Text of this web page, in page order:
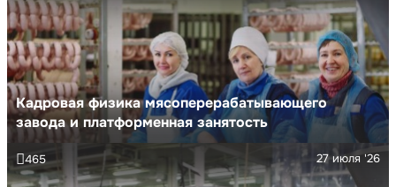
Кадровая физика мясоперерабатывающего
завода и платформенная занятость
27 июля '26
465